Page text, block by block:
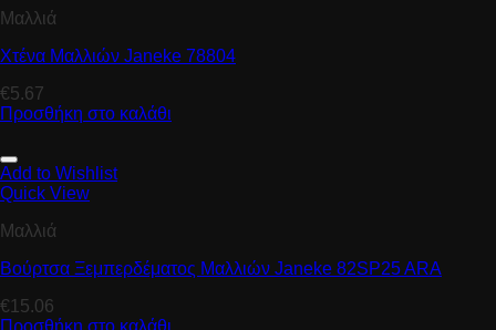
Μαλλιά
Χτένα Μαλλιών Janeke 78804
€5.67
Προσθήκη στο καλάθι
Add to Wishlist
Quick View
Μαλλιά
Βούρτσα Ξεμπερδέματος Μαλλιών Janeke 82SP25 ARA
€15.06